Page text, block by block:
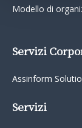
Modello di
Servizi
Assinform
Servizi